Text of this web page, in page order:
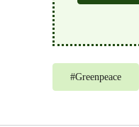
#Greenpeace